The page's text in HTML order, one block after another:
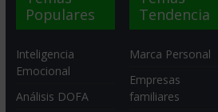
Populares
Inteligencia
Emocional
Análisis DOFA
Tendencia
Marca Personal
Empresas
familiares